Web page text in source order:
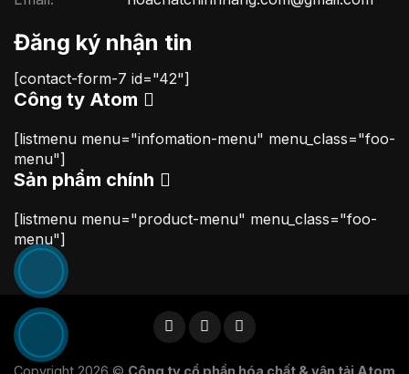
Đăng ký nhận tin
[contact-form-7 id="42"]
Công ty Atom
[listmenu menu="infomation-menu" menu_class="foo-
menu"]
Sản phẩm chính
[listmenu menu="product-menu" menu_class="foo-
menu"]